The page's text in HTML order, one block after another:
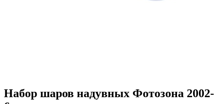
Набор шаров надувных Фотозона 2002-